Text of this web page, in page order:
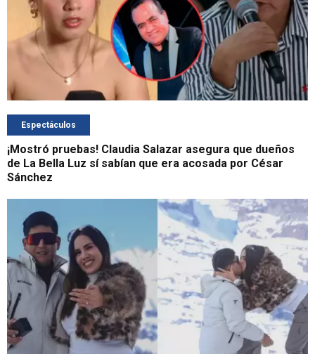
Espectáculos
¡Mostró pruebas! Claudia Salazar asegura que dueños
de La Bella Luz sí sabían que era acosada por César
Sánchez